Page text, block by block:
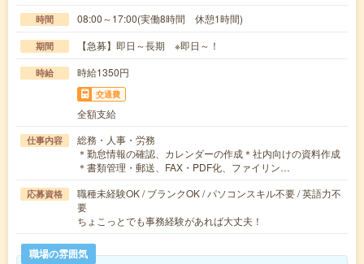
時間 08:00～17:00(実働8時間 休憩1時間)
期間 【急募】即日～長期 ※即日～！
時給 時給1350円
交通費
全額支給
仕事内容
総務・人事・労務
＊勤怠情報の確認、カレンダーの作成＊社内向けの資料作成
＊書類管理・郵送、FAX・PDF化、ファイリン…
応募資格
職種未経験OK / ブランクOK / パソコンスキル不要 / 英語力不
要
ちょこっとでも事務経験があれば大丈夫！
職場の雰囲気